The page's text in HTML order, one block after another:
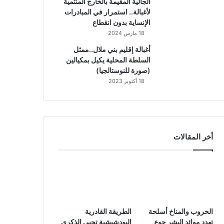
لأغبالة.. استمرار في المبادرات
الإنساية بدون انقطاع
18 مارس 2024
أغبالة إقليم بني ملال..ممثل
السلطة المحلية يكيل بمكيالين
(صورة للنوستالجيا)
18 أكتوبر 2023
أخر المقالات
الحروب والمناخ أسلحة
تهدد موائد البشر جوع
الطريقة القادرية
البودشيشية تحيي الذكرى